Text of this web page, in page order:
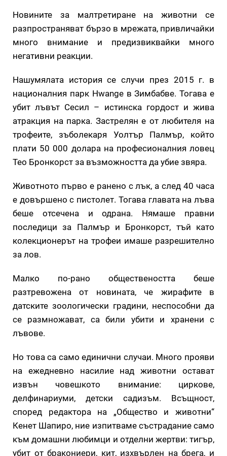
Новините за малтретиране на животни се
разпространяват бързо в мрежата, привличайки
много внимание и предизвиквайки много
негативни реакции.
Нашумялата история се случи през 2015 г. в
националния парк Hwange в Зимбабве. Тогава е
убит лъвът Сесил – истинска гордост и жива
атракция на парка. Застрелян е от любителя на
трофеите, зъболекаря Уолтър Палмър, който
плати 50 000 долара на професионалния ловец
Тео Бронкорст за възможността да убие звяра.
Животното първо е ранено с лък, а след 40 часа
е довършено с пистолет. Тогава главата на лъва
беше отсечена и одрана. Нямаше правни
последици за Палмър и Бронкорст, тъй като
колекционерът на трофеи имаше разрешително
за лов.
Малко по-рано обществеността беше
разтревожена от новината, че жирафите в
датските зоологически градини, неспособни да
се размножават, са били убити и хранени с
лъвове.
Но това са само единични случаи. Много прояви
на ежедневно насилие над животни остават
извън човешкото внимание: циркове,
делфинариуми, детски садизъм. Всъщност,
според редактора на „Общество и животни“
Кенет Шапиро, ние изпитваме състрадание само
към домашни любимци и отделни жертви: тигър,
убит от бракониери, кит, изхвърлен на брега, и